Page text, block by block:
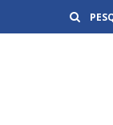
Buscar